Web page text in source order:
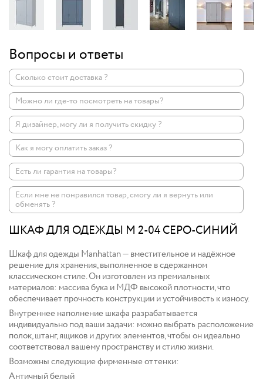
Вопросы и ответы
Сколько стоит доставка ?
Можно ли где-то посмотреть на товары?
Я дизайнер, могу ли я получить скидку ?
Как я могу оплатить заказ ?
Есть ли гарантия на товары?
Если мне не понравился товар, смогу ли я вернуть или
обменять ?
ШКАФ ДЛЯ ОДЕЖДЫ M 2-04 СЕРО-СИНИЙ
Шкаф для одежды Manhattan — вместительное и надёжное
решение для хранения, выполненное в сдержанном
классическом стиле. Он изготовлен из премиальных
материалов: массива бука и МДФ высокой плотности, что
обеспечивает прочность конструкции и устойчивость к износу.
Внутреннее наполнение шкафа разрабатывается
индивидуально под ваши задачи: можно выбрать расположение
полок, штанг, ящиков и других элементов, чтобы он идеально
соответствовал вашему пространству и стилю жизни.
Возможны следующие фирменные оттенки:
Античный белый